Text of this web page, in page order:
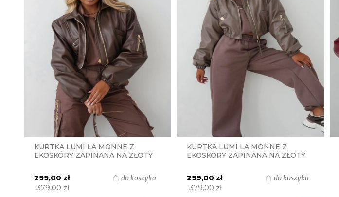
KURTKA LUMI LA MONNE Z
EKOSKÓRY ZAPINANA NA ZŁOTY
299,00 zł
379,00 zł
do koszyka
KURTKA LUMI LA MONNE Z
EKOSKÓRY ZAPINANA NA ZŁOTY
299,00 zł
379,00 zł
do koszyka